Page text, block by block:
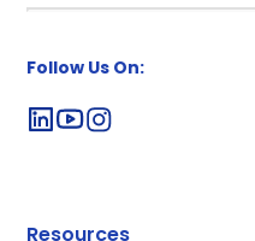
Follow Us On:
Resources